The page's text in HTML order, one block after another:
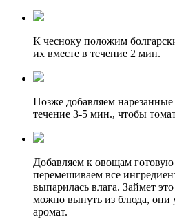
К чесноку положим
их вместе в течение 2 мин.
Позже добавляем
течение 3-5 мин., чтобы
Добавляем к овощам
перемешиваем все
выпарилась влага. Займет
можно вынуть из блюда, они
аромат.